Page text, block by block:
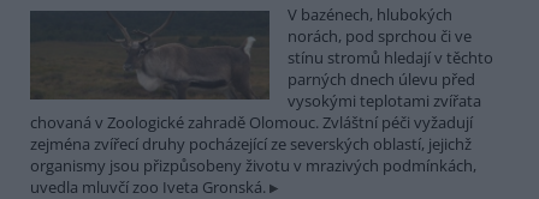
V bazénech, hlubokých
norách, pod sprchou či ve
stínu stromů hledají v těchto
parných dnech úlevu před
vysokými teplotami zvířata
chovaná v Zoologické zahradě Olomouc. Zvláštní péči vyžadují
zejména zvířecí druhy pocházející ze severských oblastí, jejichž
organismy jsou přizpůsobeny životu v mrazivých podmínkách,
uvedla mluvčí zoo Iveta Gronská.